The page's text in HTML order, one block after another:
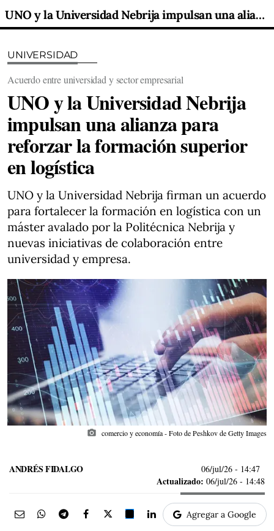
UNO y la Universidad Nebrija impulsan una alianza para reforzar la formación superior en logística
UNIVERSIDAD
Acuerdo entre universidad y sector empresarial
UNO y la Universidad Nebrija
impulsan una alianza para
reforzar la formación superior
en logística
UNO y la Universidad Nebrija firman un acuerdo
para fortalecer la formación en logística con un
máster avalado por la Politécnica Nebrija y
nuevas iniciativas de colaboración entre
universidad y empresa.
photo_camera comercio y economía - Foto de Peshkov de Getty Images
ANDRÉS FIDALGO 06/jul/26 - 14:47
Actualizado: 06/jul/26 - 14:48
Agregar a Google